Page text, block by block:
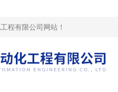
程有限公司网站 ！